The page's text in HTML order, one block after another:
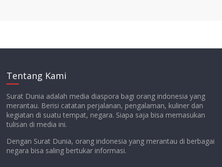
Tentang Kami
Surat Dunia adalah media diaspora bagi orang indonesia yang
merantau. Berisi catatan perjalanan, pengalaman, kuliner dan
kegiatan di suatu tempat, negara. Siapa saja bisa memasukan
tulisan di media ini.
Dengan Surat Dunia, orang indonesia yang merantau di berbagai
negara bisa saling bertukar informasi.